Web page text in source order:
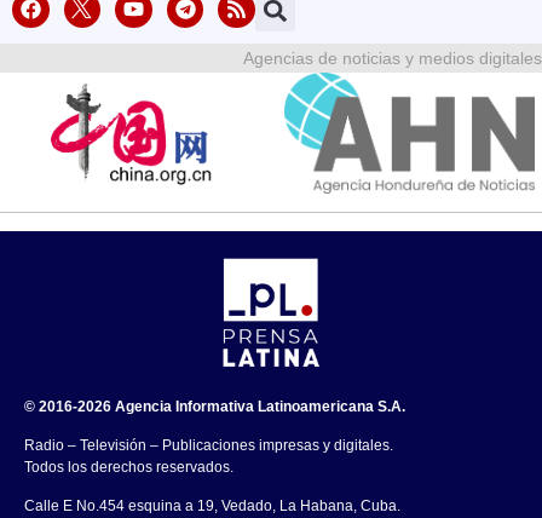
Agencias de noticias y medios digitales
© 2016-2026 Agencia Informativa Latinoamericana S.A.
Radio – Televisión – Publicaciones impresas y digitales.
Todos los derechos reservados.
Calle E No.454 esquina a 19, Vedado, La Habana, Cuba.